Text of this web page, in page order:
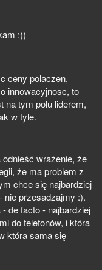
:))
ceny polaczen,
innowacyjnosc, to
na tym polu liderem,
w tyle.
wrażenie, że
że ma problem z
chce się najbardziej
nie przesadzajmy :).
de facto - najbardziej
do telefonów, i która
która sama się